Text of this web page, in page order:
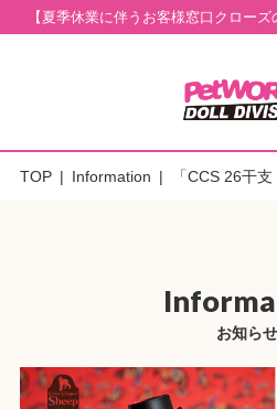
【夏季休業に伴うお客様窓口クロー
TOP Information 「CCS 26干
お知らせ